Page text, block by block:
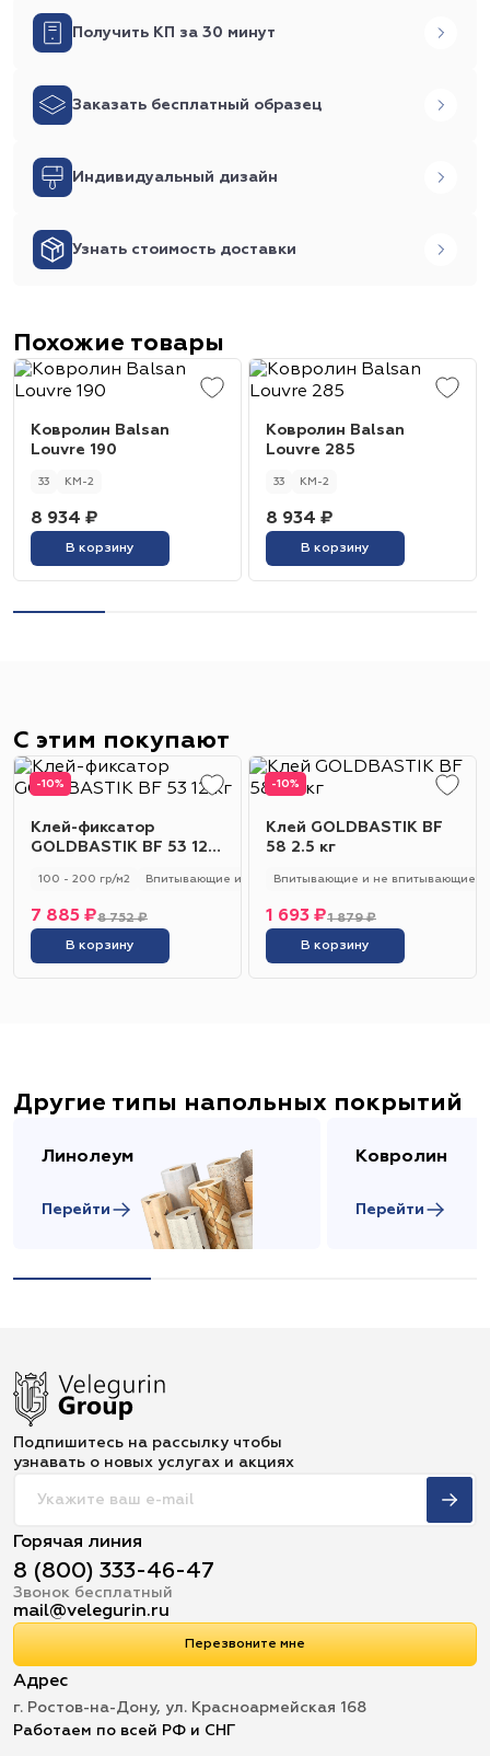
Получить КП за 30 минут
Заказать бесплатный образец
Индивидуальный дизайн
Узнать стоимость доставки
Похожие товары
Ковролин Balsan
Louvre 190
33 КМ-2
8 934 ₽
В корзину
Ковролин Balsan
Louvre 285
33 КМ-2
8 934 ₽
В корзину
С этим покупают
-10%
Клей-фиксатор
GOLDBASTIK BF 53 12
100 - 200 гр/м2 Впитывающие и не впитывающие Универсальный
8 752 ₽
7 885 ₽
В корзину
-10%
Клей GOLDBASTIK BF
58 2.5 кг
Впитывающие и не впитывающие
1 879 ₽
1 693 ₽
В корзину
Другие типы напольных покрытий
Линолеум
Перейти
Ковролин
Перейти
Подпишитесь на рассылку чтобы
узнавать о новых услугах и акциях
Горячая линия
8 (800) 333-46-47
Звонок бесплатный
mail@velegurin.ru
Перезвоните мне
Адрес
г. Ростов-на-Дону, ул. Красноармейская 168
Работаем по всей РФ и СНГ